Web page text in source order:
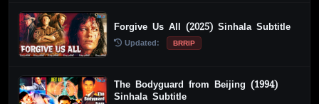
Forgive Us All (2025) Sinhala Subtitle
Updated: BRRIP
The Bodyguard from Beijing (1994)
Sinhala Subtitle